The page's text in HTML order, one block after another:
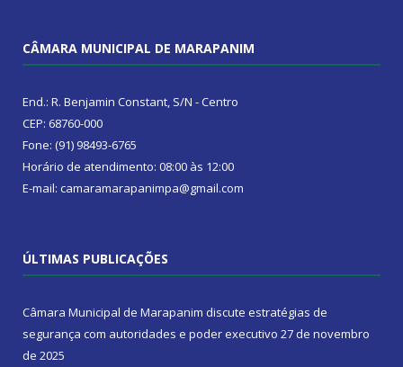
CÂMARA MUNICIPAL DE MARAPANIM
End.: R. Benjamin Constant, S/N - Centro
CEP: 68760-000
Fone: (91) 98493-6765
Horário de atendimento: 08:00 às 12:00
E-mail: camaramarapanimpa@gmail.com
ÚLTIMAS PUBLICAÇÕES
Câmara Municipal de Marapanim discute estratégias de
segurança com autoridades e poder executivo 27 de novembro
de 2025